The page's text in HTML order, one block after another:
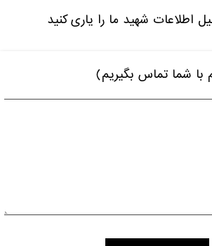
اطلاعات شهید ما را یاری کنید
با شما تماس بگیریم)